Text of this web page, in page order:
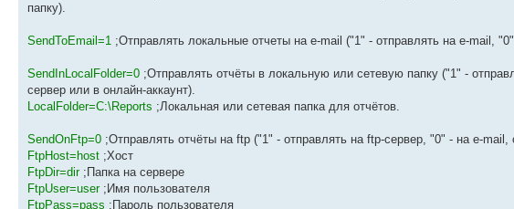
папку).
SendToEmail=1 ;Отправлять локальные отчеты на e-mail ("1" - отправлять на e-mail,
SendInLocalFolder=0 ;Отправлять отчёты в локальную или сетевую папку ("1" -
сервер или в онлайн-аккаунт).
LocalFolder=C:\Reports ;Локальная или сетевая папка для отчётов.
SendOnFtp=0 ;Отправлять отчёты на ftp ("1" - отправлять на ftp-сервер, "0" - на e-
FtpHost=host ;Хост
FtpDir=dir;Папка на сервере
FtpUser=user;Имя пользователя
FtpPass=pass ;Пароль пользователя